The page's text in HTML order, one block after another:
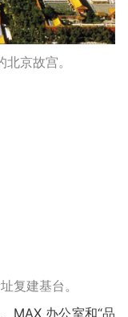
京故宫。
复建基台。
MAX 办公室和“品